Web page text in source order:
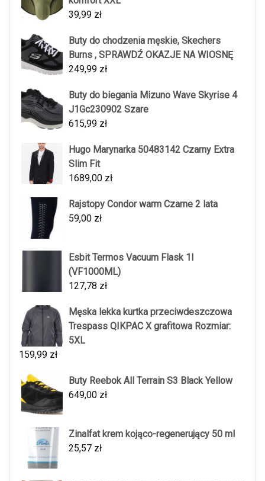
39,99 zł
Buty do chodzenia męskie, Skechers
Burns , SPRAWDŹ OKAZJE NA WIOSNĘ
249,99 zł
Buty do biegania Mizuno Wave Skyrise 4
J1Gc230902 Szare
615,99 zł
Hugo Marynarka 50483142 Czarny Extra
Slim Fit
1689,00 zł
Rajstopy Condor warm Czarne 2 lata
59,00 zł
Esbit Termos Vacuum Flask 1l
(VF1000ML)
127,78 zł
Męska lekka kurtka przeciwdeszczowa
Trespass QIKPAC X grafitowa Rozmiar:
5XL
159,99 zł
Buty Reebok All Terrain S3 Black Yellow
649,00 zł
Zinalfat krem kojąco-regenerujący 50 ml
25,57 zł